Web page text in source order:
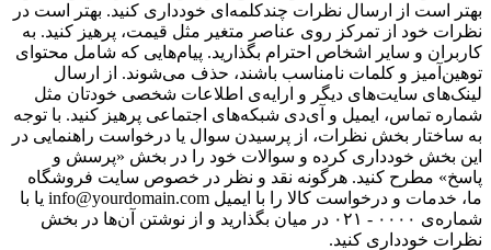
بهتر است از ارسال نظرات چندکلمه‌‌ای خودداری کنید. بهتر است در
نظرات خود از تمرکز روی عناصر متغیر مثل قیمت، پرهیز کنید. به
کاربران و سایر اشخاص احترام بگذارید. پیام‌هایی که شامل محتوای
توهین‌آمیز و کلمات نامناسب باشند، حذف می‌شوند. از ارسال
لینک‌های سایت‌های دیگر و ارایه‌ی اطلاعات شخصی خودتان مثل
شماره تماس، ایمیل و آی‌دی شبکه‌های اجتماعی پرهیز کنید. با توجه
به ساختار بخش نظرات، از پرسیدن سوال یا درخواست راهنمایی در
این بخش خودداری کرده و سوالات خود را در بخش «پرسش و
پاسخ» مطرح کنید. هرگونه نقد و نظر در خصوص سایت فروشگاه
ما، خدمات و درخواست کالا را با ایمیل info@yourdomain.com یا با
شماره‌ی ۰۰۰۰ - ۰۲۱ در میان بگذارید و از نوشتن آن‌ها در بخش
نظرات خودداری کنید.